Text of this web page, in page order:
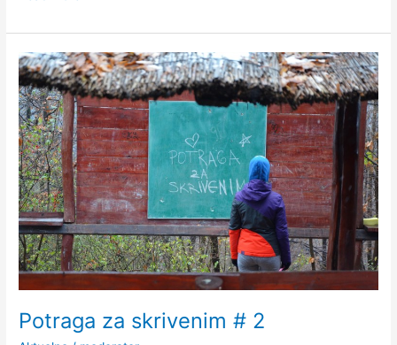
Potraga za skrivenim # 2
Potraga
za
skrivenim
#
2